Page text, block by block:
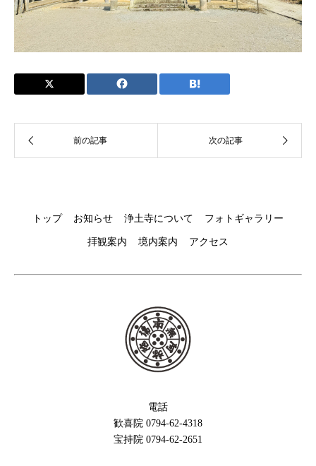
トップ お知らせ 浄土寺について フォトギャラリー
拝観案内 境内案内 アクセス
電話
歓喜院 0794-62-4318
宝持院 0794-62-2651